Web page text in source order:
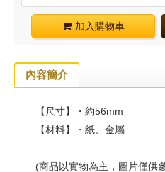
加入購物車
內容簡介
【尺寸】・約56mm
【材料】・紙、金屬
(商品以實物為主，圖片僅供